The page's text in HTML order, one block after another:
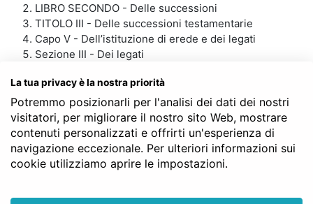
LIBRO SECONDO - Delle successioni
TITOLO III - Delle successioni testamentarie
Capo V - Dell’istituzione di erede e dei legati
Sezione III - Dei legati
SERVE LA CONSULENZA DEL NOTAIO?
La tua privacy è la nostra priorità
Potremmo posizionarli per l'analisi dei dati dei nostri
visitatori, per migliorare il nostro sito Web, mostrare
contenuti personalizzati e offrirti un'esperienza di
navigazione eccezionale. Per ulteriori informazioni sui
cookie utilizziamo aprire le impostazioni.